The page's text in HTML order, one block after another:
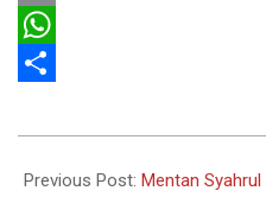
Email
WhatsApp
09-
Previous Post: Mentan